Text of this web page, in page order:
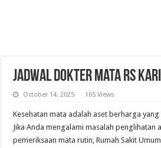
Jadwal Dokter Mata RS
October 14, 2025 165 Views
Kesehatan mata adalah aset berharga
Jika Anda mengalami masalah penglihatan
pemeriksaan mata rutin, Rumah Sakit